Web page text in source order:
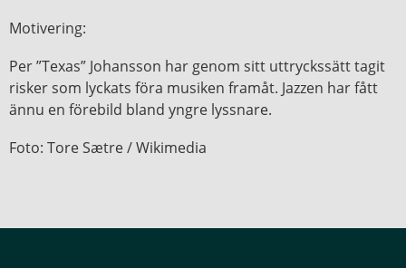
Motivering:
Per ”Texas” Johansson har genom sitt uttryckssätt tagit
risker som lyckats föra musiken framåt. Jazzen har fått
ännu en förebild bland yngre lyssnare.
Foto: Tore Sætre / Wikimedia